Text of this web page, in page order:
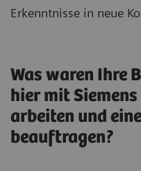
Erkenntnisse in neue
Was waren Ihre
hier mit
arbeiten und
beauftragen?